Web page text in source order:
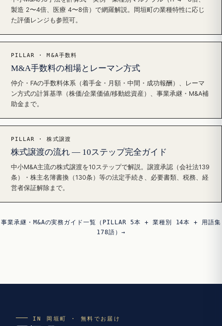
製造 2〜4倍、医療 4〜8倍）で網羅解説。岡垣町の業種特性に応じ
た評価レンジも参照可。
PILLAR · M&A手数料
M&A手数料の相場とレーマン方式
仲介・FAの手数料体系（着手金・月額・中間・成功報酬）、レーマ
ン方式の計算基準（株価/企業価値/移動総資産）、事業承継・M&A補
助金まで。
PILLAR · 株式譲渡
株式譲渡の流れ — 10ステップ完全ガイド
中小M&A主流の株式譲渡を10ステップで解説。譲渡承認（会社法139
条）・株主名簿書換（130条）等の法定手続き、必要書類、税務、経
営者保証解除まで。
事業承継・M&Aの実務ガイド一覧（PILLAR 5本 + 業種別 14本 + 用語集
178語）→
IN 岡垣町 · 無料でお届け